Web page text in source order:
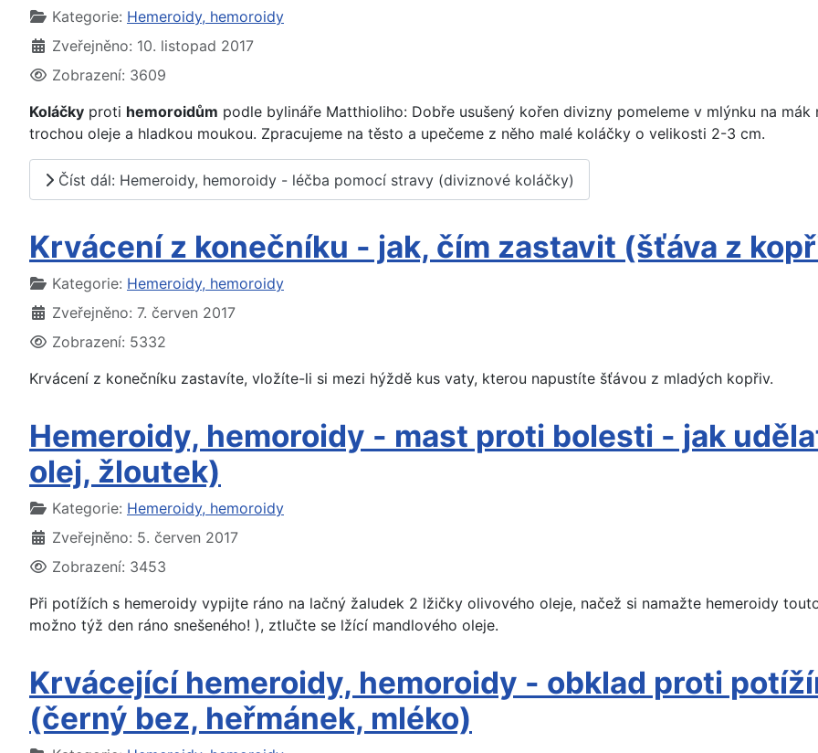
Základní údaje
Kategorie: Hemeroidy, hemoroidy
Zveřejněno: 10. listopad 2017
Zobrazení: 3609
Koláčky proti hemoroidům podle bylináře Matthioliho: Dobře usušený kořen divizny pomeleme v mlýnku na mák
trochou oleje a hladkou moukou. Zpracujeme na těsto a upečeme z něho malé koláčky o velikosti 2-3 cm.
Číst dál: Hemeroidy, hemoroidy - léčba pomocí stravy (diviznové koláčky)
Krvácení z konečníku - jak, čím zastavit (šťáva z
Základní údaje
Kategorie: Hemeroidy, hemoroidy
Zveřejněno: 7. červen 2017
Zobrazení: 5332
Krvácení z konečníku zastavíte, vložíte-li si mezi hýždě kus vaty, kterou napustíte šťávou z mladých kopřiv.
Hemeroidy, hemoroidy - mast proti bolesti - jak
olej, žloutek)
Základní údaje
Kategorie: Hemeroidy, hemoroidy
Zveřejněno: 5. červen 2017
Zobrazení: 3453
Při potížích s hemeroidy vypijte ráno na lačný žaludek 2 lžičky olivového oleje, načež si namažte hemeroidy
možno týž den ráno snešeného! ), ztlučte se lžící mandlového oleje.
Krvácející hemeroidy, hemoroidy - obklad proti
(černý bez, heřmánek, mléko)